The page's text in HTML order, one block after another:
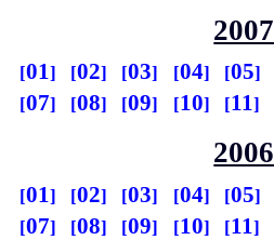
2007
01 02 03 04 05
07
08 09 10 11
2006
01 02 03 04 05
07
08 09 10 11